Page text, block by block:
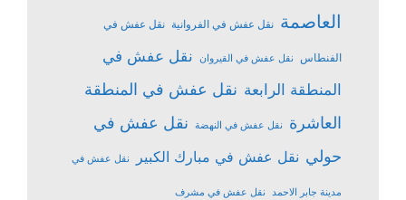
العاصمة نقل عفش في الفروانية نقل عفش في
الفنطاس نقل عفش في القيروان
نقل عفش في
المنطقة الرابعة نقل عفش في المنطقة
العاشرة
نقل عفش في النهضة
نقل عفش في
حولي نقل عفش في مبارك الكبير نقل عفش في
مدينة جابر الاحمد نقل عفش في مشرف